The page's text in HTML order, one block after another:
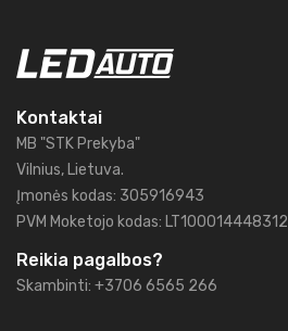
Kontaktai
MB "STK Prekyba"
Vilnius, Lietuva.
Įmonės kodas: 305916943
PVM Moketojo kodas: LT100014448312
Reikia pagalbos?
Skambinti: +3706 6565 266